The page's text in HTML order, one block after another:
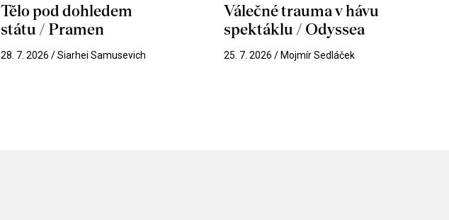
Tělo pod dohledem
státu / Pramen
28. 7. 2026 / Siarhei Samusevich
Válečné trauma v hávu
spektáklu / Odyssea
25. 7. 2026 / Mojmír Sedláček